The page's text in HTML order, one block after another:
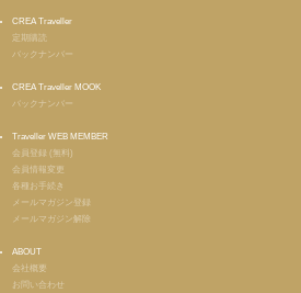
CREA Traveller
定期購読
バックナンバー
CREA Traveller MOOK
バックナンバー
Traveller WEB MEMBER
会員登録 (無料)
会員情報変更
各種お手続き
メールマガジン登録
メールマガジン解除
ABOUT
会社概要
お問い合わせ